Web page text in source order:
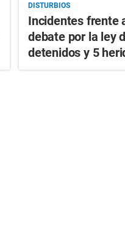
DISTURBIOS
Incidentes frente
debate por la ley
detenidos y 5